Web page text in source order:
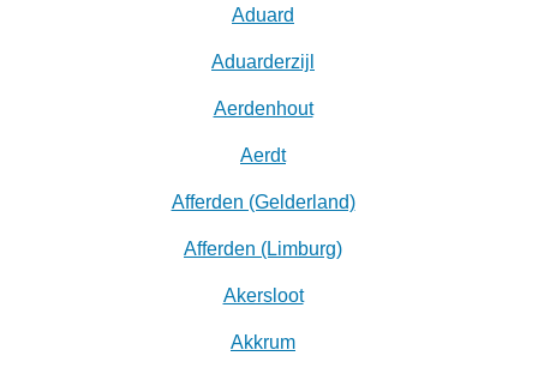
Aduard
Aduarderzijl
Aerdenhout
Aerdt
Afferden (Gelderland)
Afferden (Limburg)
Akersloot
Akkrum